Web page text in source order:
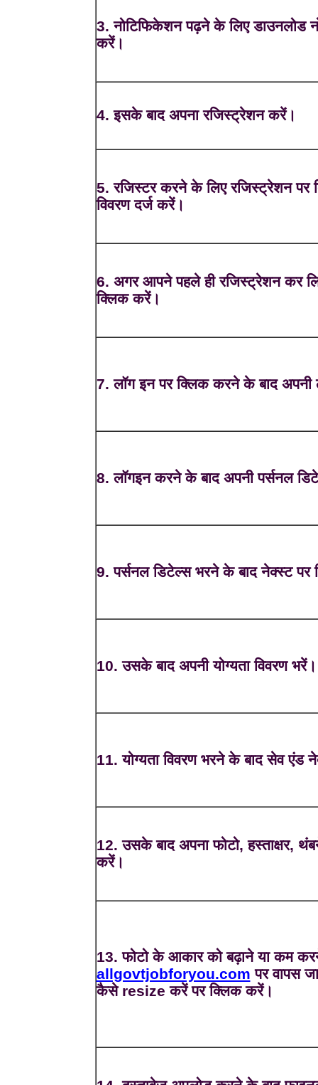
3. नोटिफिकेशन पढ़ने के लिए डाउनलोड
करें।
4. इसके बाद अपना रजिस्ट्रेशन करें।
5. रजिस्टर करने के लिए रजिस्ट्रेशन
विवरण दर्ज करें।
6. अगर आपने पहले ही रजिस्ट्रेशन कर
क्लिक करें।
7. लॉग इन पर क्लिक करने के बाद अपनी
8. लॉगइन करने के बाद अपनी पर्सनल
9. पर्सनल डिटेल्स भरने के बाद नेक्स्ट
10. उसके बाद अपनी योग्यता विवरण भरें।
11. योग्यता विवरण भरने के बाद सेव एंड
12. उसके बाद अपना फोटो, हस्ताक्षर,
करें।
13. फोटो के आकार को बढ़ाने या कम
allgovtjobforyou.com पर वापस
कैसे resize करें पर क्लिक करें।